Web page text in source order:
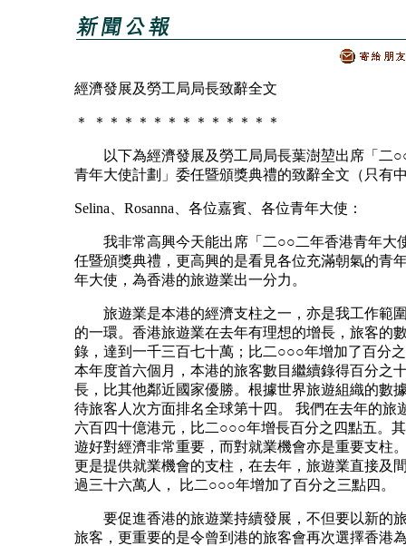
經濟發展及勞工局局長致辭全文
＊ ＊＊＊＊＊＊＊＊＊＊＊＊＊
以下為經濟發展及勞工局局長葉澍堃出席「二
青年大使計劃」委任暨頒獎典禮的致辭全文（只有
Selina、Rosanna、各位嘉賓、各位青年大使：
我非常高興今天能出席「二○○二年香港青年大
任暨頒獎典禮，更高興的是看見各位充滿朝氣的青
年大使，為香港的旅遊業出一分力。
旅遊業是本港的經濟支柱之一，亦是我工作範
的一環。香港旅遊業在去年有理想的增長，旅客的
錄，達到一千三百七十萬；比二○○○年增加了百分
本年度首六個月，本港的旅客數目繼續錄得百分之
長，比其他鄰近國家優勝。根據世界旅遊組織的數
待旅客人次方面排名全球第十四。 我們在去年的旅
六百四十億港元，比二○○○年增長百分之四點五。
遊好對經濟非常重要，而對就業機會亦是重要支柱
更是提供就業機會的支柱，在去年，旅遊業直接及
過三十六萬人， 比二○○○年增加了百分之三點四。
要促進香港的旅遊業持續發展，不但要以新的
旅客，更重要的是令曾到港的旅客會再次選擇香港